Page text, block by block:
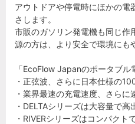
アウトドアや停電時にほかの電
さします。
市販のガソリン発電機も同じ作
源の方は、より安全で環境にも
「EcoFlow Japanのポータブル
・正弦波、さらに日本仕様の
・業界最速の充電速度、さらに
・DELTAシリーズは大容量で高
・RIVERシリーズはコンパクト